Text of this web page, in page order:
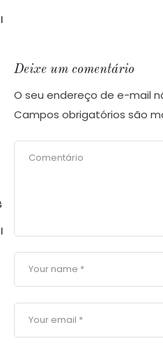
Deixe um comentário
O seu endereço de e-mail
Campos obrigatórios são